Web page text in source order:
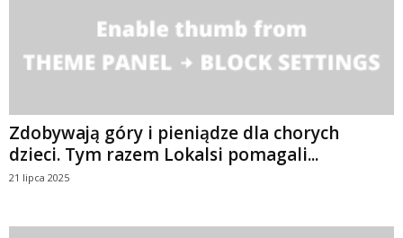
Zdobywają góry i pieniądze dla chorych
dzieci. Tym razem Lokalsi pomagali...
21 lipca 2025